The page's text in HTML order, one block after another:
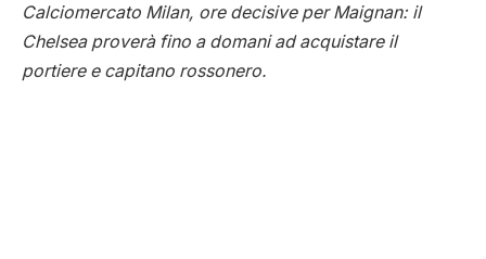
Calciomercato Milan, ore decisive per Maignan: il
Chelsea proverà fino a domani ad acquistare il
portiere e capitano rossonero.